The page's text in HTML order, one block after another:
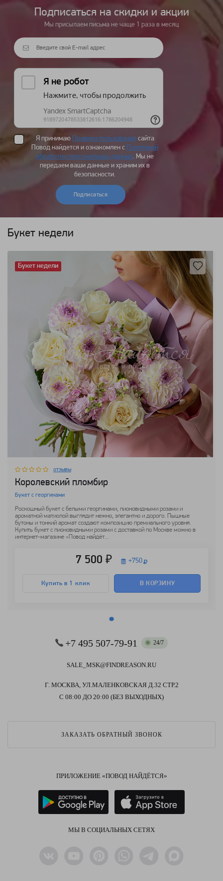
Подписаться на cкидки и акции
Мы присылаем письма не чаще 1 раза в месяц
Я принимаю Правила пользования сайта
Повод найдется и ознакомлен с Политикой
обработки персональных данных. Мы не
передаем ваши данные и храним их в
безопасности.
Подписаться
Букет недели
отзывы
Королевский пломбир
Букет с георгинами
Роскошный букет с белыми георгинами, пионовидными розами и
ароматной матиолой выглядит нежно, элегантно и дорого. Пышные
бутоны и тонкий аромат создают композицию премиального уровня.
Купить букет с пионовидными розами с доставкой по Москве можно в
интернет-магазине «Повод найдёт...
7 500 ₽ +750
Купить в 1 клик В КОРЗИНУ
Букет недели
+7 495 507-79-91 24/7
SALE_MSK@FINDREASON.RU
Г. МОСКВА, УЛ.МАЛЕНКОВСКАЯ Д.32 СТР.2
С 08:00 ДО 20:00 (БЕЗ ВЫХОДНЫХ)
ЗАКАЗАТЬ ОБРАТНЫЙ ЗВОНОК
ПРИЛОЖЕНИЕ «ПОВОД НАЙДЁТСЯ»
МЫ В СОЦИАЛЬНЫХ СЕТЯХ